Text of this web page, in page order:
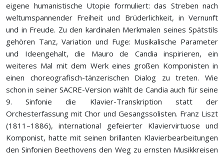
eigene humanistische Utopie formuliert: das Streben nach
weltumspannender Freiheit und Brüderlichkeit, in Vernunft
und in Freude. Zu den kardinalen Merkmalen seines Spätstils
gehören Tanz, Variation und Fuge: Musikalische Parameter
und Ideengehalt, die Mauro de Candia inspirieren, ein
weiteres Mal mit dem Werk eines großen Komponisten in
einen choreografisch-tänzerischen Dialog zu treten. Wie
schon in seinerSACRE-Version wählt de Candia auch für seine
9. Sinfonie die Klavier-Transkription statt der
Orchesterfassung mit Chor und Gesangssolisten. Franz Liszt
(1811–1886), international gefeierter Klaviervirtuose und
Komponist, hatte mit seinen brillanten Klavierbearbeitungen
den Sinfonien Beethovens den Weg zu ernsten Musikkreisen